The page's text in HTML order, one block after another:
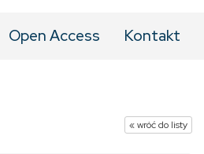
Open Access Kontakt
« wróć do listy